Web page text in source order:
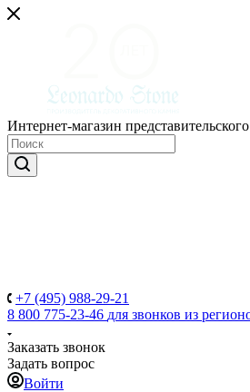
Интернет-магазин представительского
+7 (495) 988-29-21
8 800 775-23-46 для звонков из
Заказать звонок
Задать вопрос
Войти